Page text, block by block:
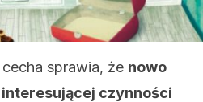
sprawia, że nowo
czynności